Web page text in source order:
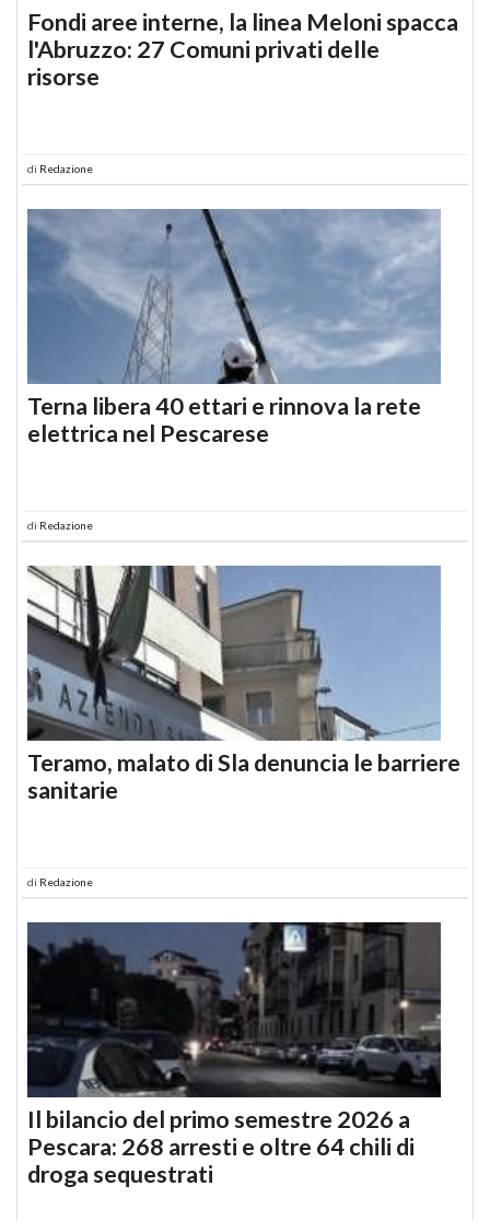
Fondi aree interne, la linea Meloni spacca
l'Abruzzo: 27 Comuni privati delle
risorse
di Redazione
Terna libera 40 ettari e rinnova la rete
elettrica nel Pescarese
di Redazione
Teramo, malato di Sla denuncia le barriere
sanitarie
di Redazione
Il bilancio del primo semestre 2026 a
Pescara: 268 arresti e oltre 64 chili di
droga sequestrati